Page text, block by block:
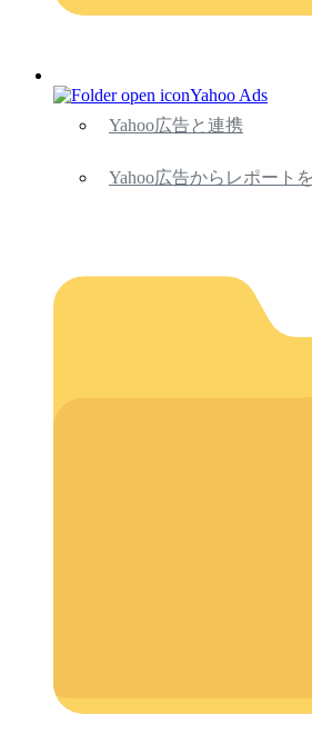
Yahoo Ads
Yahoo広告と連携
Yahoo広告からレポート